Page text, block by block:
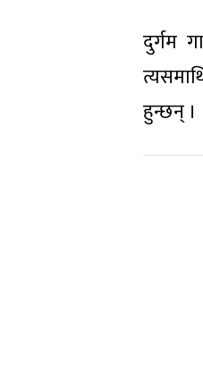
दुर्गम
हुन्छन् ।